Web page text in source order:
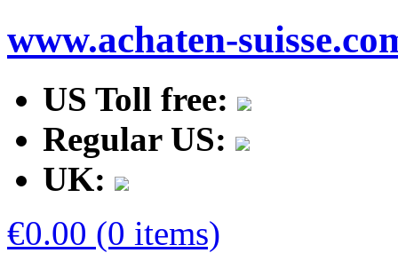
www.achaten-
US Toll free:
Regular US:
UK:
€0.00 (0 items)